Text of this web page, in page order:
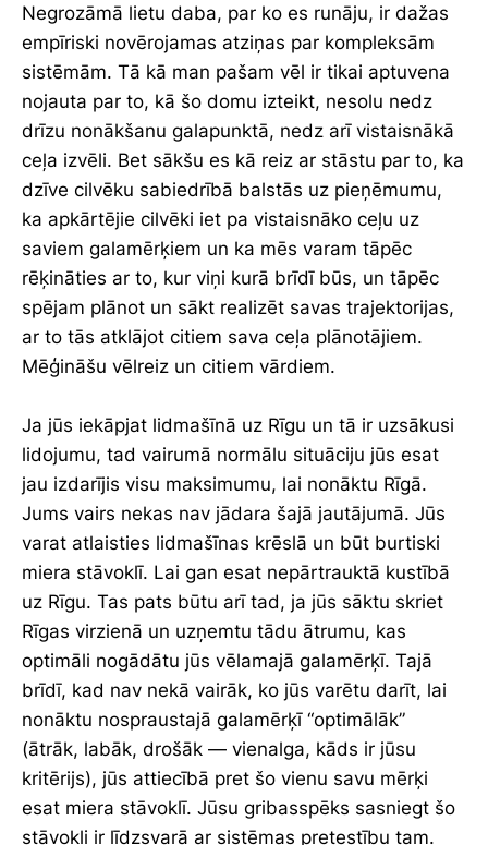
Negrozāmā lietu daba, par ko es runāju, ir dažas
empīriski novērojamas atziņas par kompleksām
sistēmām. Tā kā man pašam vēl ir tikai aptuvena
nojauta par to, kā šo domu izteikt, nesolu nedz
drīzu nonākšanu galapunktā, nedz arī vistaisnākā
ceļa izvēli. Bet sākšu es kā reiz ar stāstu par to, ka
dzīve cilvēku sabiedrībā balstās uz pieņēmumu,
ka apkārtējie cilvēki iet pa vistaisnāko ceļu uz
saviem galamērķiem un ka mēs varam tāpēc
rēķināties ar to, kur viņi kurā brīdī būs, un tāpēc
spējam plānot un sākt realizēt savas trajektorijas,
ar to tās atklājot citiem sava ceļa plānotājiem.
Mēģināšu vēlreiz un citiem vārdiem.
Ja jūs iekāpjat lidmašīnā uz Rīgu un tā ir uzsākusi
lidojumu, tad vairumā normālu situāciju jūs esat
jau izdarījis visu maksimumu, lai nonāktu Rīgā.
Jums vairs nekas nav jādara šajā jautājumā. Jūs
varat atlaisties lidmašīnas krēslā un būt burtiski
miera stāvoklī. Lai gan esat nepārtrauktā kustībā
uz Rīgu. Tas pats būtu arī tad, ja jūs sāktu skriet
Rīgas virzienā un uzņemtu tādu ātrumu, kas
optimāli nogādātu jūs vēlamajā galamērķī. Tajā
brīdī, kad nav nekā vairāk, ko jūs varētu darīt, lai
nonāktu nospraustajā galamērķī “optimālāk”
(ātrāk, labāk, drošāk — vienalga, kāds ir jūsu
kritērijs), jūs attiecībā pret šo vienu savu mērķi
esat miera stāvoklī. Jūsu gribasspēks sasniegt šo
stāvokli ir līdzsvarā ar sistēmas pretestību tam.